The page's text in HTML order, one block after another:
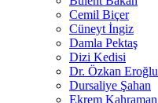
Cemil Biçer
Cüneyt İngiz
Damla Pektaş
Dizi Kedisi
Dr. Özkan Eroğlu
Dursaliye Şahan
Ekrem Kahraman